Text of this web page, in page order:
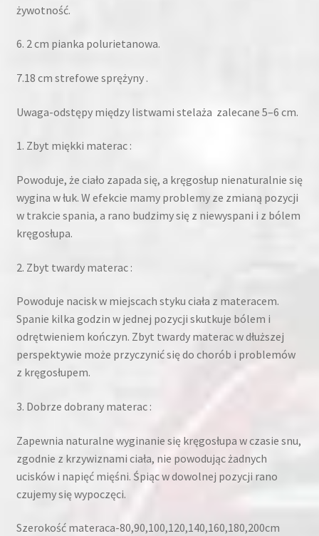
żywotność.
6. 2 cm pianka polurietanowa.
7.18 cm strefowe sprężyny .
Uwaga-odstępy między listwami stelaża zalecane 5–6 cm.
1. Zbyt miękki materac :
Powoduje, że ciało zapada się, a kręgosłup nienaturalnie się
wygina w łuk. W efekcie mamy problemy ze zmianą pozycji
w trakcie spania, a rano budzimy się z niewyspani i z bólem
kręgosłupa.
2. Zbyt twardy materac :
Powoduje nacisk w miejscach styku ciała z materacem.
Spanie kilka godzin w jednej pozycji skutkuje bólem i
odrętwieniem kończyn. Zbyt twardy materac w dłuższej
perspektywie może przyczynić się do chorób i problemów
z kręgosłupem.
3. Dobrze dobrany materac :
Zapewnia naturalne wyginanie się kręgosłupa w czasie snu,
zgodnie z krzywiznami ciała, nie powodując żadnych
ucisków i napięć mięśni. Śpiąc w dowolnej pozycji rano
czujemy się wypoczęci.
Szerokość materaca-80,90,100,120,140,160,180,200cm